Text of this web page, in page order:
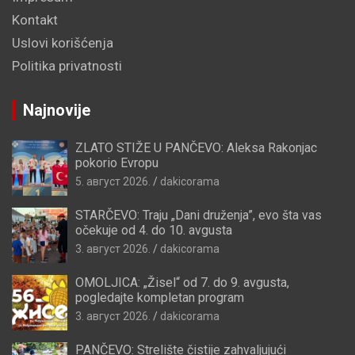
Kontakt
Uslovi korišćenja
Politika privatnosti
Najnovije
ZLATO STIŽE U PANČEVO: Aleksa Rakonjac
pokorio Evropu
5. август 2026. dakicorama
STARČEVO: Traju „Dani druženja”, evo šta vas
očekuje od 4. do 10. avgusta
3. август 2026. dakicorama
OMOLJICA: „Žisel“ od 7. do 9. avgusta,
pogledajte kompletan program
3. август 2026. dakicorama
PANČEVO: Strelište čistije zahvaljujući